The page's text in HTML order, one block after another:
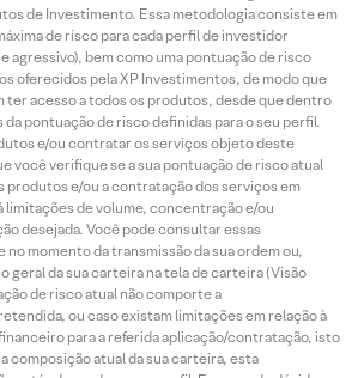
de Investimento. Essa metodologia consiste em
de risco para cada perfil de investidor
agressivo), bem como uma pontuação de risco
oferecidos pela XP Investimentos, de modo que
ter acesso a todos os produtos, desde que dentro
pontuação de risco definidas para o seu perfil.
e/ou contratar os serviços objeto deste
você verifique se a sua pontuação de risco atual
produtos e/ou a contratação dos serviços em
limitações de volume, concentração e/ou
desejada. Você pode consultar essas
momento da transmissão da sua ordem ou,
geral da sua carteira na tela de carteira (Visão
de risco atual não comporte a
ou caso existam limitações em relação à
para a referida aplicação/contratação, isto
composição atual da sua carteira, esta